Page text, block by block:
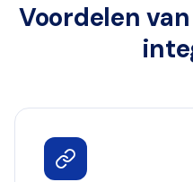
Voordelen